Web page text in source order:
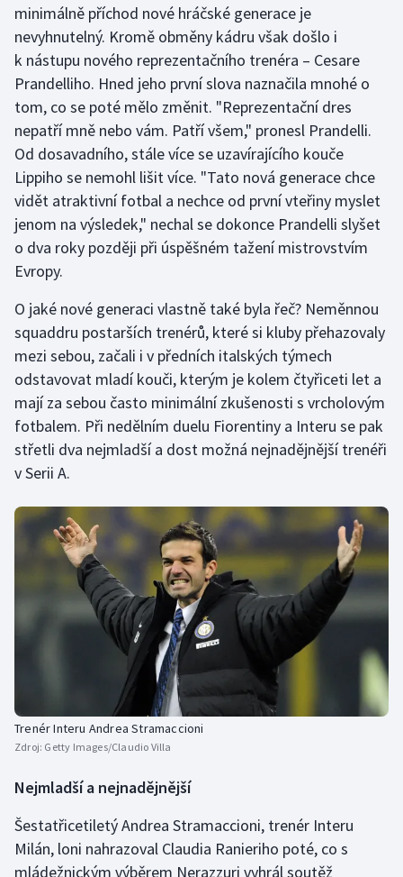
minimálně příchod nové hráčské generace je
nevyhnutelný. Kromě obměny kádru však došlo i
k nástupu nového reprezentačního trenéra – Cesare
Prandelliho. Hned jeho první slova naznačila mnohé o
tom, co se poté mělo změnit. "Reprezentační dres
nepatří mně nebo vám. Patří všem," pronesl Prandelli.
Od dosavadního, stále více se uzavírajícího kouče
Lippiho se nemohl lišit více. "Tato nová generace chce
vidět atraktivní fotbal a nechce od první vteřiny myslet
jenom na výsledek," nechal se dokonce Prandelli slyšet
o dva roky později při úspěšném tažení mistrovstvím
Evropy.
O jaké nové generaci vlastně také byla řeč? Neměnnou
squaddru postarších trenérů, které si kluby přehazovaly
mezi sebou, začali i v předních italských týmech
odstavovat mladí kouči, kterým je kolem čtyřiceti let a
mají za sebou často minimální zkušenosti s vrcholovým
fotbalem. Při nedělním duelu Fiorentiny a Interu se pak
střetli dva nejmladší a dost možná nejnadějnější trenéři
v Serii A.
Trenér Interu Andrea Stramaccioni
Zdroj: Getty Images/Claudio Villa
Nejmladší a nejnadějnější
Šestatřicetiletý Andrea Stramaccioni, trenér Interu
Milán, loni nahrazoval Claudia Ranieriho poté, co s
mládežnickým výběrem Nerazzuri vyhrál soutěž